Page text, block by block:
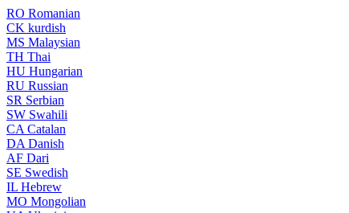
RO Romanian
CK kurdish
MS Malaysian
TH Thai
HU Hungarian
RU Russian
SR Serbian
SW Swahili
CA Catalan
DA Danish
AF Dari
SE Swedish
IL Hebrew
MO Mongolian